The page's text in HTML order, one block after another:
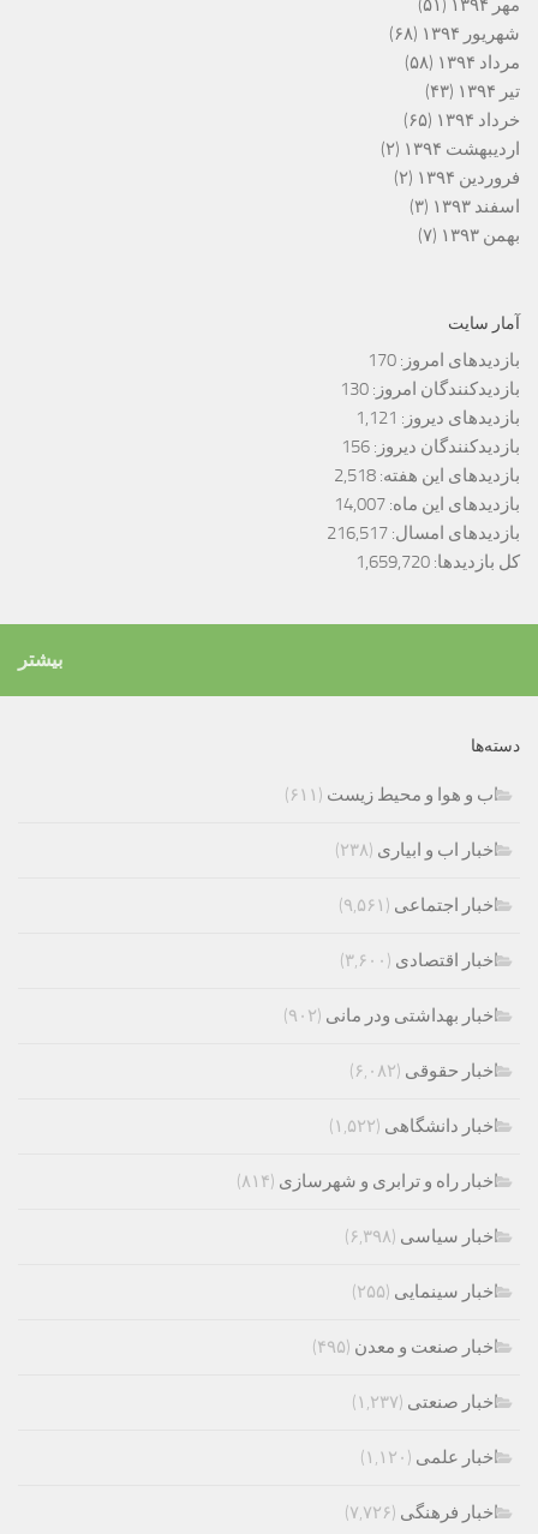
شهریور ۱۳۹۴
(۶۸)
مرداد ۱۳۹۴
(۵۸)
تیر ۱۳۹۴
(۴۳)
خرداد ۱۳۹۴
(۶۵)
اردیبهشت ۱۳۹۴
(۲)
فروردین ۱۳۹۴
(۲)
اسفند ۱۳۹۳
(۳)
بهمن ۱۳۹۳
(۷)
آمار سایت
بازدیدهای امروز: 170
بازدیدکنندگان امروز: 130
بازدیدهای دیروز: 1,121
بازدیدکنندگان دیروز: 156
بازدیدهای این هفته: 2,518
بازدیدهای این ماه: 14,007
بازدیدهای امسال: 216,517
کل بازدیدها: 1,659,720
بیشتر
دسته‌ها
اب و هوا و محیط زیست (۶۱۱)
اخبار اب و ابیاری (۲۳۸)
اخبار اجتماعی (۹,۵۶۱)
اخبار اقتصادی (۳,۶۰۰)
اخبار بهداشتی ودر مانی (۹۰۲)
اخبار حقوقی (۶,۰۸۲)
اخبار دانشگاهی (۱,۵۲۲)
اخبار راه و ترابری و شهرسازی (۸۱۴)
اخبار سیاسی (۶,۳۹۸)
اخبار سینمایی (۲۵۵)
اخبار صنعت و معدن (۴۹۵)
اخبار صنعتی (۱,۲۳۷)
اخبار علمی (۱,۱۲۰)
اخبار فرهنگی (۷,۷۲۶)